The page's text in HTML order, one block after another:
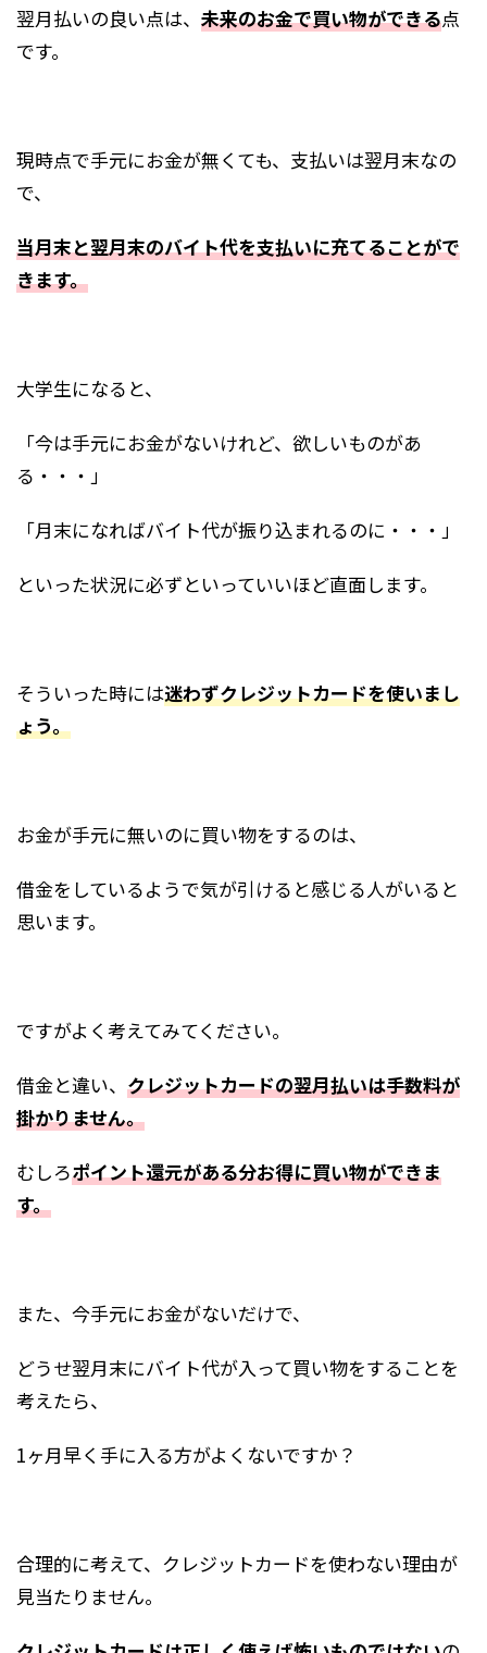
翌月払いの良い点は、 未来のお金で買い物ができる点
です。
現時点で手元にお金が無くても、支払いは翌月末なの
で、
当月末と翌月末のバイト代を支払いに充てることがで
きます。
大学生になると、
「今は手元にお金がないけれど、欲しいものがあ
る・・・」
「月末になればバイト代が振り込まれるのに・・・」
といった状況に必ずといっていいほど直面します。
そういった時には迷わずクレジットカードを使いまし
ょう。
お金が手元に無いのに買い物をするのは、
借金をしているようで気が引けると感じる人がいると
思います。
ですがよく考えてみてください。
借金と違い、 クレジットカードの翌月払いは手数料が
掛かりません。
むしろポイント還元がある分お得に買い物ができま
す。
また、今手元にお金がないだけで、
どうせ翌月末にバイト代が入って買い物をすることを
考えたら、
1ヶ月早く手に入る方がよくないですか？
合理的に考えて、クレジットカードを使わない理由が
見当たりません。